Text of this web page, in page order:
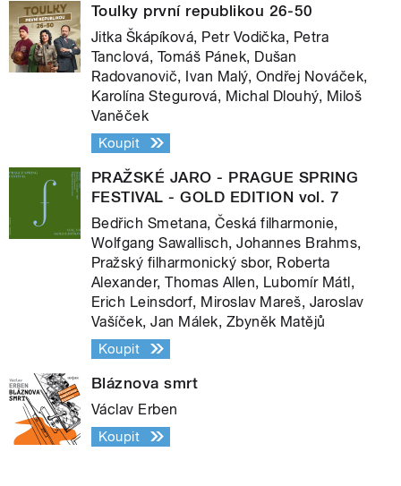
Toulky první republikou 26-50
Jitka Škápíková, Petr Vodička, Petra
Tanclová, Tomáš Pánek, Dušan
Radovanovič, Ivan Malý, Ondřej Nováček,
Karolína Stegurová, Michal Dlouhý, Miloš
Vaněček
Koupit
PRAŽSKÉ JARO - PRAGUE SPRING
FESTIVAL - GOLD EDITION vol. 7
Bedřich Smetana, Česká filharmonie,
Wolfgang Sawallisch, Johannes Brahms,
Pražský filharmonický sbor, Roberta
Alexander, Thomas Allen, Lubomír Mátl,
Erich Leinsdorf, Miroslav Mareš, Jaroslav
Vašíček, Jan Málek, Zbyněk Matějů
Koupit
Bláznova smrt
Václav Erben
Koupit